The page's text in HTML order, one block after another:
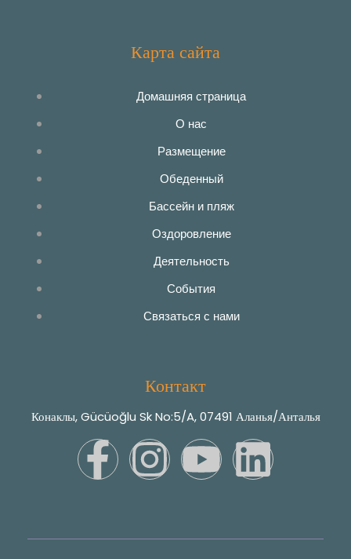
Карта сайта
Домашняя страница
О нас
Размещение
Обеденный
Бассейн и пляж
Оздоровление
Деятельность
События
Связаться с нами
Контакт
Конаклы, Gücüoğlu Sk No:5/A, 07491 Аланья/Анталья